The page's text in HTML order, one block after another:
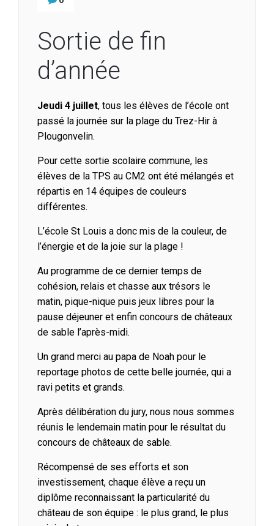
Sortie de fin
d’année
Jeudi 4 juillet, tous les élèves de l’école ont
passé la journée sur la plage du Trez-Hir à
Plougonvelin.
Pour cette sortie scolaire commune, les
élèves de la TPS au CM2 ont été mélangés et
répartis en 14 équipes de couleurs
différentes.
L’école St Louis a donc mis de la couleur, de
l’énergie et de la joie sur la plage !
Au programme de ce dernier temps de
cohésion, relais et chasse aux trésors le
matin, pique-nique puis jeux libres pour la
pause déjeuner et enfin concours de châteaux
de sable l’après-midi.
Un grand merci au papa de Noah pour le
reportage photos de cette belle journée, qui a
ravi petits et grands.
Après délibération du jury, nous nous sommes
réunis le lendemain matin pour le résultat du
concours de châteaux de sable.
Récompensé de ses efforts et son
investissement, chaque élève a reçu un
diplôme reconnaissant la particularité du
château de son équipe : le plus grand, le plus